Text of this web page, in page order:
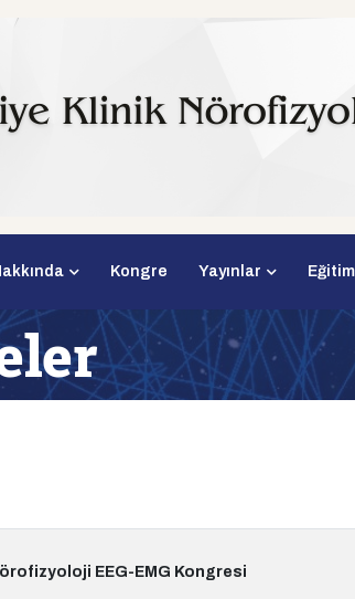
Kongre Yayınlar
EEG-EMG Kongresi